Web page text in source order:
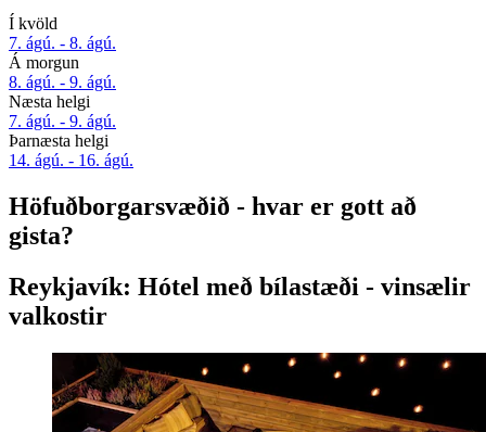
Í kvöld
7. ágú. - 8. ágú.
Á morgun
8. ágú. - 9. ágú.
Næsta helgi
7. ágú. - 9. ágú.
Þarnæsta helgi
14. ágú. - 16. ágú.
Höfuðborgarsvæðið - hvar er gott að
gista?
Reykjavík: Hótel með bílastæði - vinsælir
valkostir